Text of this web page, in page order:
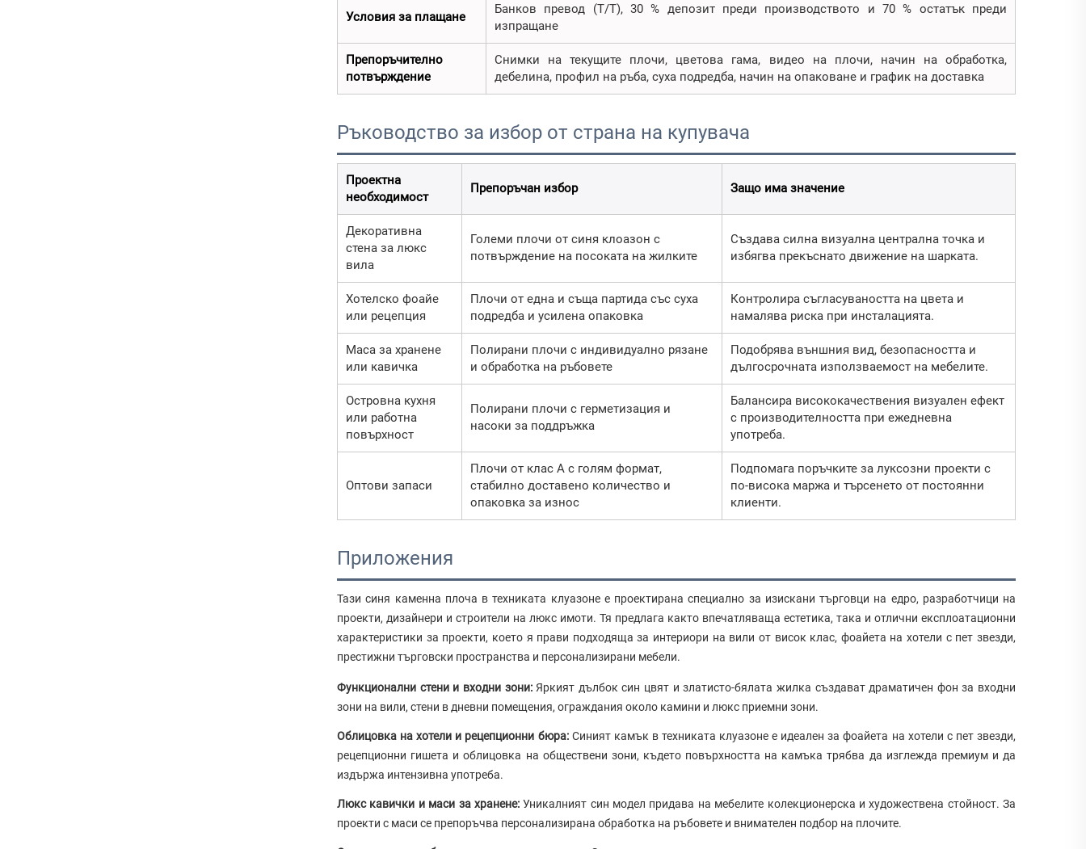
Условия за плащане
Банков превод (T/T), 30 % депозит преди производството и 70 % остатък преди
изпращане
Препоръчително
потвърждение
Снимки на текущите плочи, цветова гама, видео на плочи, начин на обработка,
дебелина, профил на ръба, суха подредба, начин на опаковане и график на доставка
Ръководство за избор от страна на купувача
Проектна
необходимост
Препоръчан избор Защо има значение
Декоративна
стена за люкс
вила
Големи плочи от синя клоазон с
потвърждение на посоката на жилките
Създава силна визуална централна точка и
избягва прекъснато движение на шарката.
Хотелско фоайе
или рецепция
Плочи от една и съща партида със суха
подредба и усилена опаковка
Контролира съгласуваността на цвета и
намалява риска при инсталацията.
Маса за хранене
или кавичка
Полирани плочи с индивидуално рязане
и обработка на ръбовете
Подобрява външния вид, безопасността и
дългосрочната използваемост на мебелите.
Островна кухня
или работна
повърхност
Полирани плочи с герметизация и
насоки за поддръжка
Балансира висококачествения визуален ефект
с производителността при ежедневна
употреба.
Оптови запаси
Плочи от клас А с голям формат,
стабилно доставено количество и
опаковка за износ
Подпомага поръчките за луксозни проекти с
по-висока маржа и търсенето от постоянни
клиенти.
Приложения
Тази синя каменна плоча в техниката клуазоне е проектирана специално за изискани търговци на едро, разработчици на
проекти, дизайнери и строители на люкс имоти. Тя предлага както впечатляваща естетика, така и отлични експлоатационни
характеристики за проекти, което я прави подходяща за интериори на вили от висок клас, фоайета на хотели с пет звезди,
престижни търговски пространства и персонализирани мебели.
Функционални стени и входни зони: Яркият дълбок син цвят и златисто-бялата жилка създават драматичен фон за входни
зони на вили, стени в дневни помещения, ограждания около камини и люкс приемни зони.
Облицовка на хотели и рецепционни бюра: Синият камък в техниката клуазоне е идеален за фоайета на хотели с пет звезди,
рецепционни гишета и облицовка на обществени зони, където повърхността на камъка трябва да изглежда премиум и да
издържа интензивна употреба.
Люкс кавички и маси за хранене:Уникалният син модел придава на мебелите колекционерска и художествена стойност. За
проекти с маси се препоръчва персонализирана обработка на ръбовете и внимателен подбор на плочите.